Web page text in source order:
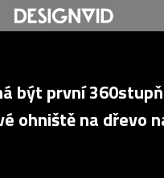
být první
ohniště na dřevo